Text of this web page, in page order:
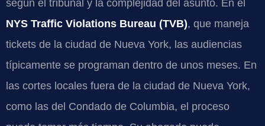
según el tribunal y la complejidad del asunto. En el
NYS Traffic Violations Bureau (TVB), que maneja
tickets de la ciudad de Nueva York, las audiencias
típicamente se programan dentro de unos meses. En
las cortes locales fuera de la ciudad de Nueva York,
como las del Condado de Columbia, el proceso